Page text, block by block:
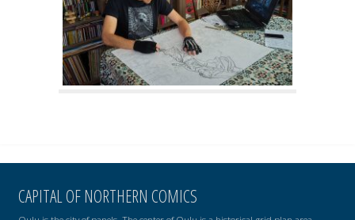
CAPITAL OF NORTHERN COMICS